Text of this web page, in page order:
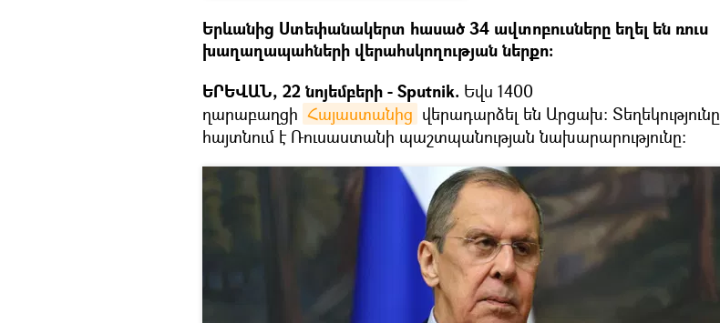
Երևանից Ստեփանակերտ հասած 34 ավտոբուսները եղել են ռուս
խաղաղապահների վերահսկողության ներքո։
ԵՐԵՎԱՆ, 22 նոյեմբերի - Sputnik. Եվս 1400
ղարաբաղցի Հայաստանից վերադարձել են Արցախ։ Տեղեկությունը
հայտնում է Ռուսաստանի պաշտպանության նախարարությունը: